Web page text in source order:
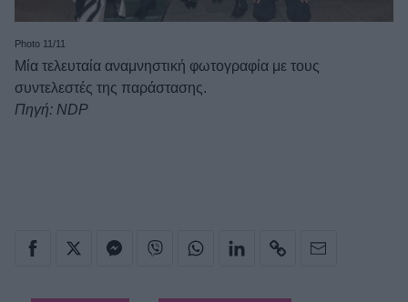
Photo 11/11
Μία τελευταία αναμνηστική φωτογραφία με τους
συντελεστές της παράστασης.
Πηγή: NDP